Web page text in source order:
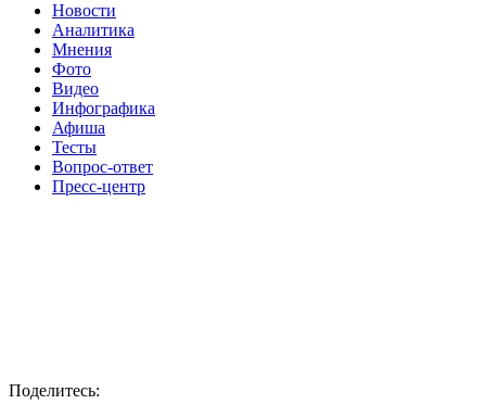
Новости
Аналитика
Мнения
Фото
Видео
Инфографика
Афиша
Тесты
Вопрос-ответ
Пресс-центр
Поделитесь: